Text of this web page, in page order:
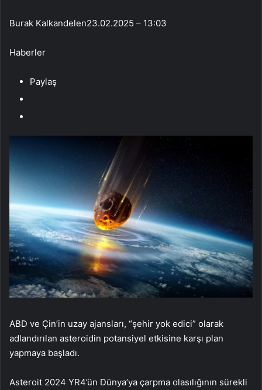
Burak Kalkandelen23.02.2025 – 13:03
Haberler
Paylaş
ABD ve Çin’in uzay ajansları, “şehir yok edici” olarak
adlandırılan asteroidin potansiyel etkisine karşı plan
yapmaya başladı.
Asteroit 2024 YR4’ün Dünya’ya çarpma olasılığının sürekli